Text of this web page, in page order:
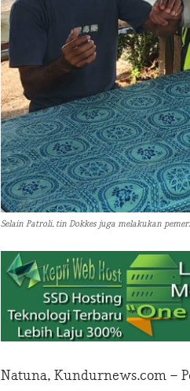
Selain Patroli, tin Dokkes juga melakukan
Natuna, Kundurnews.com –